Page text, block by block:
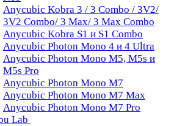
Anycubic Kobra 3 / 3 Combo / 3V2/
3V2 Combo/ 3 Max/ 3 Max Combo
Anycubic Kobra S1 и S1 Combo
Anycubic Photon Mono 4 и 4 Ultra
Anycubic Photon Mono M5, M5s и
M5s Pro
Anycubic Photon Mono M7
Anycubic Photon Mono M7 Max
Anycubic Photon Mono M7 Pro
Lab